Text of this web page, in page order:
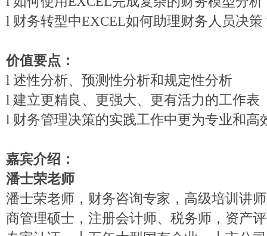
l 财务转型中EXCEL如何助理财务人员决策
价值要点 ：
l 述性分析、预测性分析和规定性分析
l 建立更精良、更强大、更有活力的工作表
l 财务管理决策的实践工作中更为专业和高
嘉宾介绍：
潘士荣老师
潘士荣老师，财务咨询专家，高级培训讲
商管理硕士，注册会计师、税务师，资产